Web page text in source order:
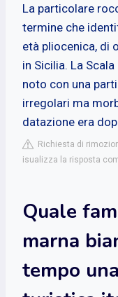
La particolare
termine che
età pliocenica, di
in Sicilia. La
noto con una
irregolari ma
datazione era
Richiesta di
isualizza la risposta
Quale
marna
tempo